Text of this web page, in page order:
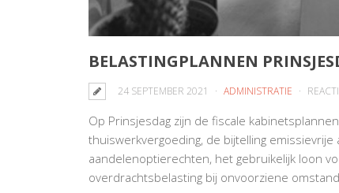
BELASTINGPLANNEN
24 SEPTEMBER 2021 ADMINISTRATIE
Op Prinsjesdag zijn de fiscale
thuiswerkvergoeding, de bijtelling
aandelenoptierechten, het gebruikelijk loon
overdrachtsbelasting bij onvoorziene